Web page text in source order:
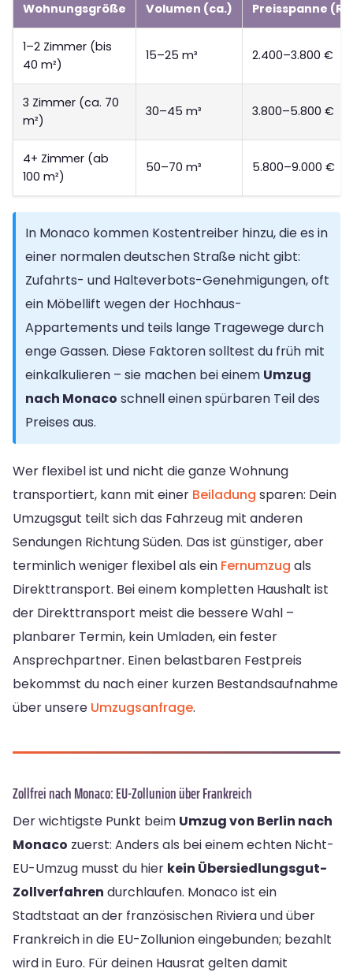
Wohnungsgröße Volumen (ca.) Preisspanne
1–2 Zimmer (bis
40 m²)
15–25 m³ 2.400–3.800 €
3 Zimmer (ca. 70
m²)
30–45 m³ 3.800–5.800 €
4+ Zimmer (ab
100 m²)
50–70 m³ 5.800–9.000 €
In Monaco kommen Kostentreiber hinzu, die es in
einer normalen deutschen Straße nicht gibt:
Zufahrts- und Halteverbots-Genehmigungen, oft
ein Möbellift wegen der Hochhaus-
Appartements und teils lange Tragewege durch
enge Gassen. Diese Faktoren solltest du früh mit
einkalkulieren – sie machen bei einem Umzug
nach Monaco schnell einen spürbaren Teil des
Preises aus.
Wer flexibel ist und nicht die ganze Wohnung
transportiert, kann mit einer Beiladung sparen: Dein
Umzugsgut teilt sich das Fahrzeug mit anderen
Sendungen Richtung Süden. Das ist günstiger, aber
terminlich weniger flexibel als ein Fernumzug als
Direkttransport. Bei einem kompletten Haushalt ist
der Direkttransport meist die bessere Wahl –
planbarer Termin, kein Umladen, ein fester
Ansprechpartner. Einen belastbaren Festpreis
bekommst du nach einer kurzen Bestandsaufnahme
über unsere Umzugsanfrage.
Zollfrei nach Monaco: EU-Zollunion über Frankreich
Der wichtigste Punkt beim Umzug von Berlin nach
Monaco zuerst: Anders als bei einem echten Nicht-
EU-Umzug musst du hier kein Übersiedlungsgut-
Zollverfahren durchlaufen. Monaco ist ein
Stadtstaat an der französischen Riviera und über
Frankreich in die EU-Zollunion eingebunden; bezahlt
wird in Euro. Für deinen Hausrat gelten damit